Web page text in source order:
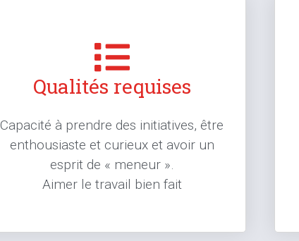
Qualités requises
Capacité à prendre des initiatives, être
enthousiaste et curieux et avoir un
esprit de « meneur ».
Aimer le travail bien fait